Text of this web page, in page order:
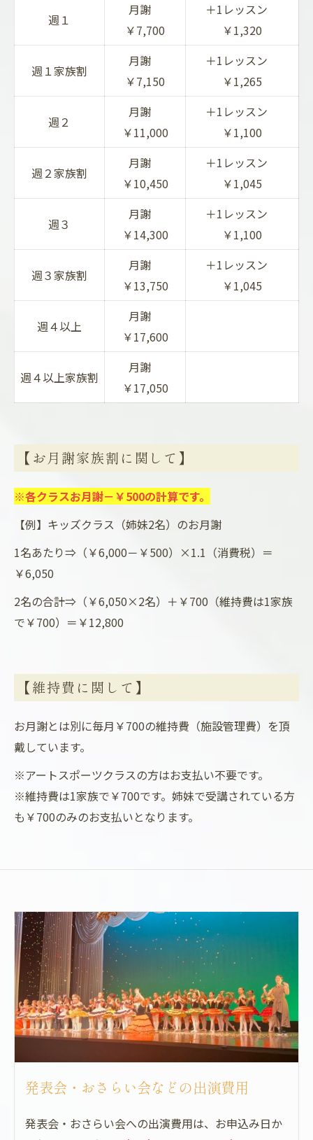
週１
月謝
￥7,700
＋1レッスン
￥1,320
週１家族割
月謝
￥7,150
＋1レッスン
￥1,265
週２
月謝
￥11,000
＋1レッスン
￥1,100
週２家族割
月謝
￥10,450
＋1レッスン
￥1,045
週３
月謝
￥14,300
＋1レッスン
￥1,100
週３家族割
月謝
￥13,750
＋1レッスン
￥1,045
週４以上
月謝
￥17,600
週４以上家族割
月謝
￥17,050
【お月謝家族割に関して】
※各クラスお月謝－￥500の計算です。
【例】キッズクラス（姉妹2名）のお月謝
1名あたり⇒（￥6,000－￥500）×1.1（消費税）＝
￥6,050
2名の合計⇒（￥6,050×2名）＋￥700（維持費は1家族
で￥700）＝￥12,800
【維持費に関して】
お月謝とは別に毎月￥700の維持費（施設管理費）を頂
戴しています。
※アートスポーツクラスの方はお支払い不要です。
※維持費は1家族で￥700です。姉妹で受講されている方
も￥700のみのお支払いとなります。
発表会・おさらい会などの出演費用
発表会・おさらい会への出演費用は、お申込み日か